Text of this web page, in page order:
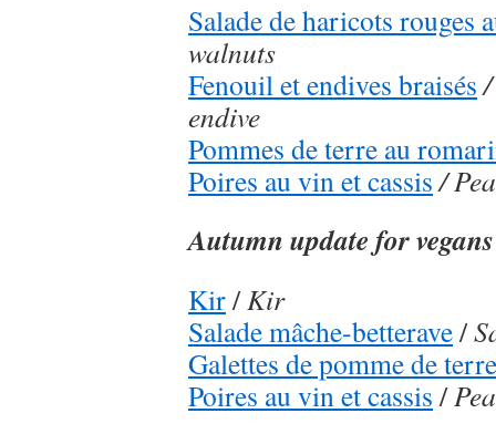
Salade de haricots rouges
walnuts
Fenouil et endives braisés/
endive
Pommes de terre au
Poires au vin et cassis /
Autumn update for vegans
Kir/Kir
Salade mâche-betterave/
Galettes de pomme de terre
Poires au vin et cassis /